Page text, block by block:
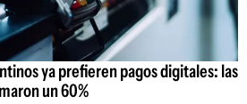
ya prefieren pagos digitales: las
un 60%